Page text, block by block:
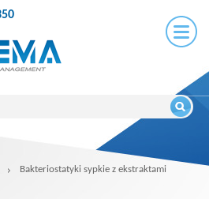
Bakteriostatyki sypkie z ekstraktami